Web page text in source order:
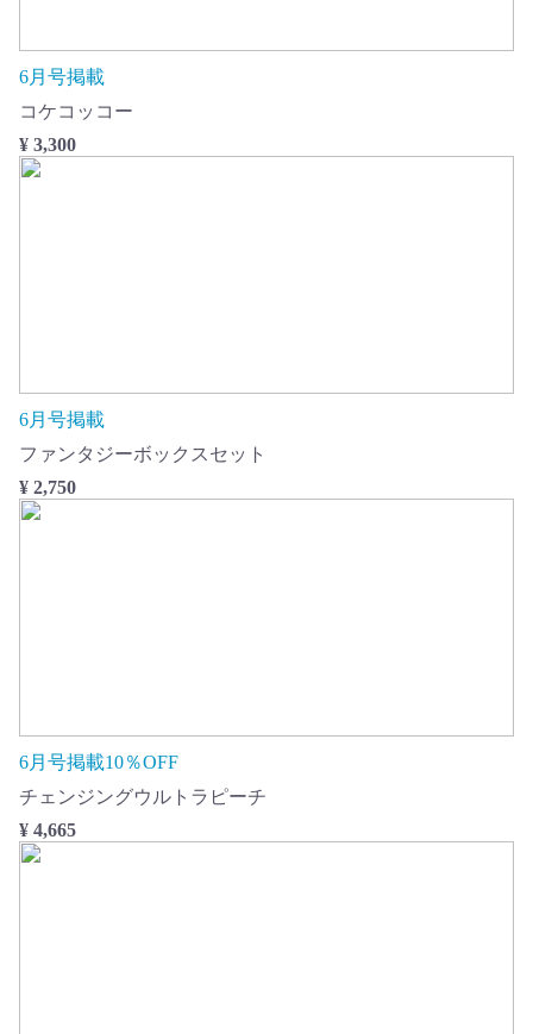
6月号掲載
コケコッコー
¥ 3,300
6月号掲載
ファンタジーボックスセット
¥ 2,750
6月号掲載10％OFF
チェンジングウルトラピーチ
¥ 4,665